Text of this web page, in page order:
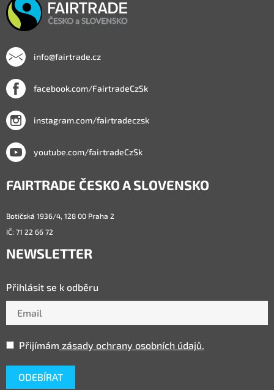
info@fairtrade.cz
facebook.com/FairtradeCzSk
instagram.com/fairtradeczsk
youtube.com/fairtradeCzSk
FAIRTRADE ČESKO A SLOVENSKO
Botičská 1936/4, 128 00 Praha 2
IČ: 71 22 66 72
NEWSLETTER
Přihlásit se k odběru
Přijímám zásady ochrany osobních údajů.